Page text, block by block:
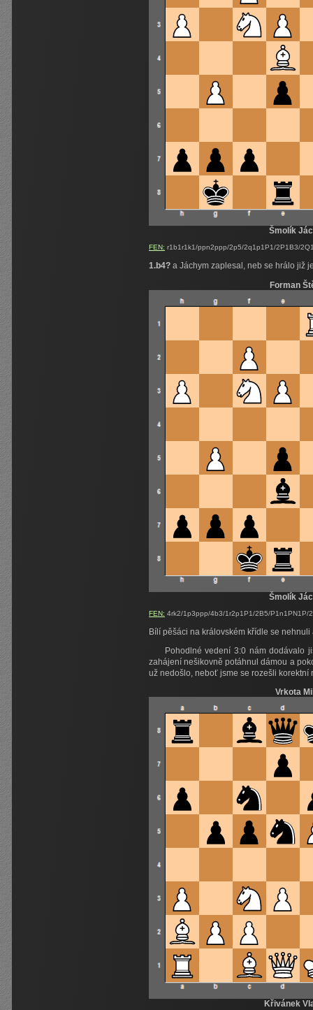
Šmolík
FEN: r1b1r1k1/ppn2ppp/2p5/2q1p1P1/2P1B3/
1.b4? a Jáchym zaplesal, neb se hrálo již
Forman
Šmolík
FEN: 4rk2/1p3ppp/4b3/1r2p1P1/2B5/P1n1PN1P/
Bílí pěšáci na královském křídle se
Pohodlné vedení 3:0 nám dodávalo
zahájení nešikovně potáhnul dámou a
už nedošlo, neboť jsme se rozešli korektní
Vrkota
Křivánek